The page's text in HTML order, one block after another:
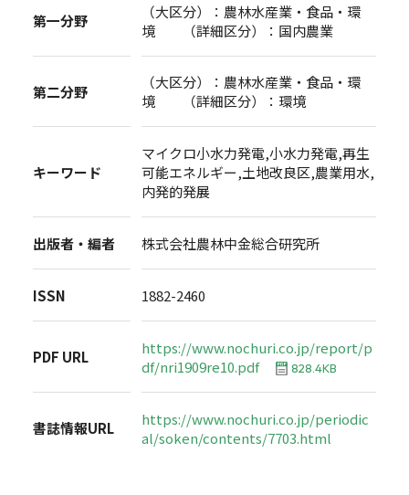
第一分野
（大区分）：農林水産業・食品・環
境 （詳細区分）：国内農業
第二分野
（大区分）：農林水産業・食品・環
境 （詳細区分）：環境
キーワード
マイクロ小水力発電,小水力発電,再生
可能エネルギー,土地改良区,農業用水,
内発的発展
出版者・編者 株式会社農林中金総合研究所
ISSN 1882-2460
PDF URL
https://www.nochuri.co.jp/report/p
df/nri1909re10.pdf
828.4KB
書誌情報URL
https://www.nochuri.co.jp/periodic
al/soken/contents/7703.html